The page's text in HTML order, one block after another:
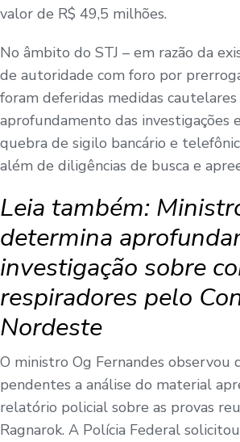
valor de R$ 49,5 milhões.
No âmbito do STJ – em razão da
de autoridade com foro por
foram deferidas medidas cautelares
aprofundamento das investigações
quebra de sigilo bancário e
além de diligências de busca e
Leia também:
determina
investigação sobre
respiradores pelo
Nordeste
O ministro Og Fernandes observou
pendentes a análise do material
relatório policial sobre as provas
Ragnarok. A Polícia Federal